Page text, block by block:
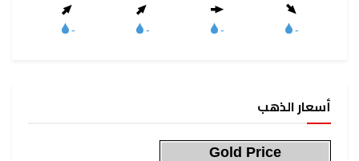
أسعار الذهب
Gold Price